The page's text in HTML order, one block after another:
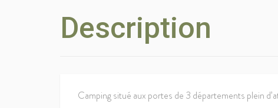
Description
Camping situé aux portes de 3 départements plein